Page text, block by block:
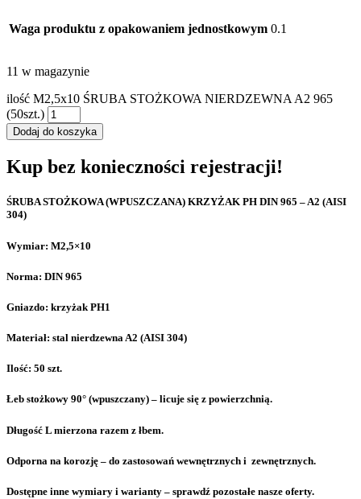
Waga produktu z opakowaniem jednostkowym 0.1
11 w magazynie
ilość M2,5x10 ŚRUBA STOŻKOWA NIERDZEWNA A2 965
(50szt.)
Dodaj do koszyka
Kup bez konieczności rejestracji!
ŚRUBA STOŻKOWA (WPUSZCZANA) KRZYŻAK PH DIN 965 – A2 (AISI
304)
Wymiar: M2,5×10
Norma: DIN 965
Gniazdo: krzyżak PH1
Materiał: stal nierdzewna A2 (AISI 304)
Ilość: 50 szt.
Łeb stożkowy 90° (wpuszczany) – licuje się z powierzchnią.
Długość L mierzona razem z łbem.
Odporna na korozję – do zastosowań wewnętrznych i zewnętrznych.
Dostępne inne wymiary i warianty – sprawdź pozostałe nasze oferty.